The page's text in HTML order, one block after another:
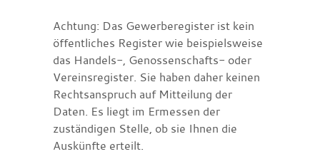
Achtung: Das Gewerberegister ist kein
öffentliches Register wie beispielsweise
das Handels-, Genossenschafts- oder
Vereinsregister. Sie haben daher keinen
Rechtsanspruch auf Mitteilung der
Daten. Es liegt im Ermessen der
zuständigen Stelle, ob sie Ihnen die
Auskünfte erteilt.